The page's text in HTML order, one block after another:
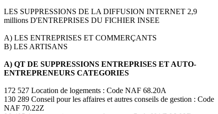
LES SUPPRESSIONS DE LA DIFFUSION INTERNET 2,9
millions D'ENTREPRISES DU FICHIER INSEE
A) LES ENTREPRISES ET COMMERÇANTS
B) LES ARTISANS
A) QT DE SUPPRESSIONS ENTREPRISES ET AUTO-
ENTREPRENEURS CATEGORIES
172 527 Location de logements : Code NAF 68.20A
130 289 Conseil pour les affaires et autres conseils de gestion : Code
NAF 70.22Z